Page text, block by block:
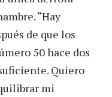
“Hay
de que los
50 hace dos
Quiero
mi